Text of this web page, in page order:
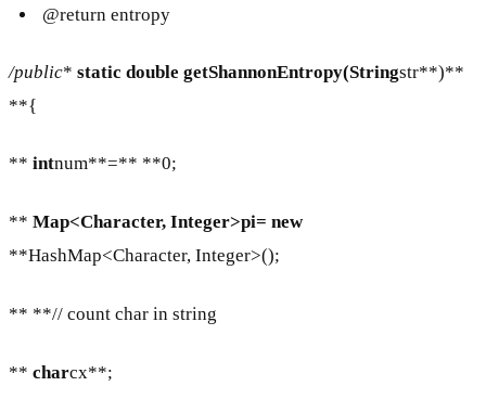
@return entropy
/public* static double getShannonEntropy(Stringstr**)**
**{
** intnum**=** **0;
** Map<Character, Integer>pi= new
**HashMap<Character, Integer>();
** **// count char in string
** charcx**;